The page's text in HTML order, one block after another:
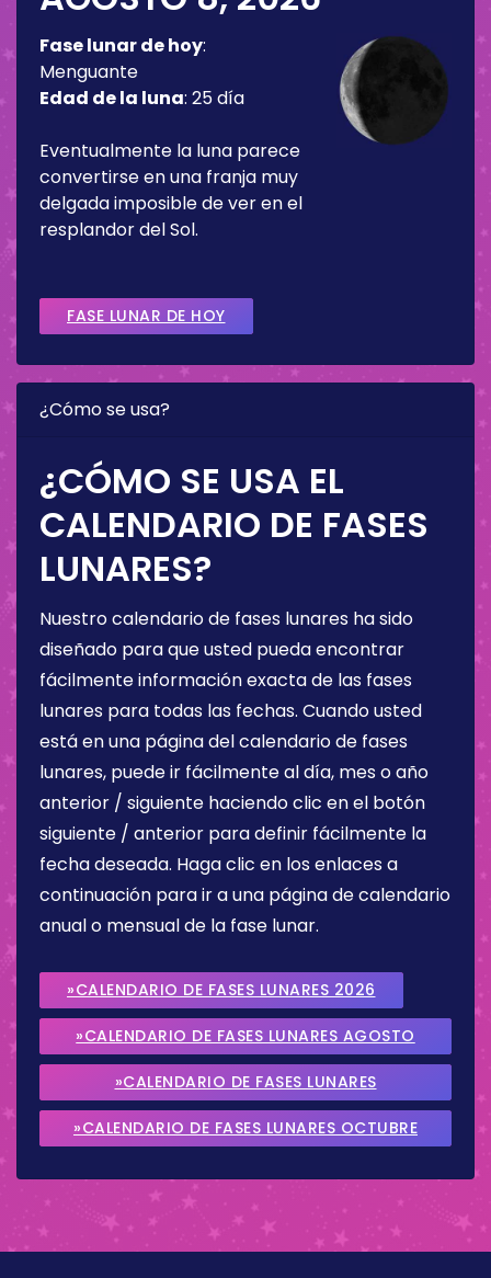
Fase lunar de hoy:
Menguante
Edad de la luna: 25 día
Eventualmente la luna parece
convertirse en una franja muy
delgada imposible de ver en el
resplandor del Sol.
FASE LUNAR DE HOY
¿Cómo se usa?
¿CÓMO SE USA EL
CALENDARIO DE FASES
LUNARES?
Nuestro calendario de fases lunares ha sido
diseñado para que usted pueda encontrar
fácilmente información exacta de las fases
lunares para todas las fechas. Cuando usted
está en una página del calendario de fases
lunares, puede ir fácilmente al día, mes o año
anterior / siguiente haciendo clic en el botón
siguiente / anterior para definir fácilmente la
fecha deseada. Haga clic en los enlaces a
continuación para ir a una página de calendario
anual o mensual de la fase lunar.
»CALENDARIO DE FASES LUNARES 2026
»CALENDARIO DE FASES LUNARES AGOSTO
2026
»CALENDARIO DE FASES LUNARES
SEPTIEMBRE 2026
»CALENDARIO DE FASES LUNARES OCTUBRE